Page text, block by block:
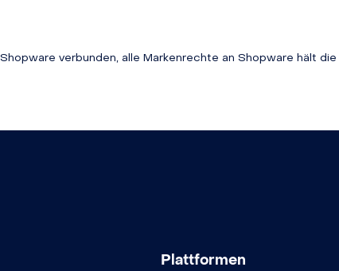
verbunden, alle Markenrechte an Shopware hält
Plattformen